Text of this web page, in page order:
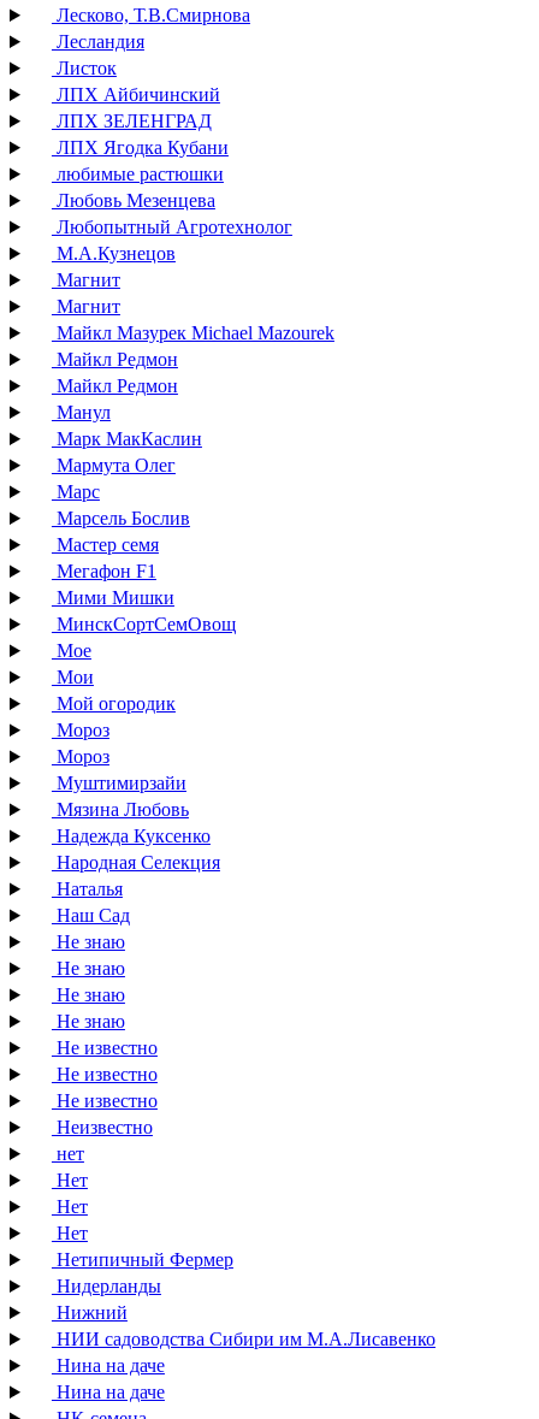
Лесково, Т.В.Смирнова
Лесландия
Листок
ЛПХ Айбичинский
ЛПХ ЗЕЛЕНГРАД
ЛПХ Ягодка Кубани
любимые растюшки
Любовь Мезенцева
Любопытный Агротехнолог
М.А.Кузнецов
Магнит
Магнит
Майкл Мазурек Michael Mazourek
Майкл Редмон
Майкл Редмон
Манул
Марк МакКаслин
Мармута Олег
Марс
Марсель Бослив
Мастер семя
Мегафон F1
Мими Мишки
МинскСортСемОвощ
Мое
Мои
Мой огородик
Мороз
Мороз
Муштимирзайи
Мязина Любовь
Надежда Куксенко
Народная Селекция
Наталья
Наш Сад
Не знаю
Не знаю
Не знаю
Не знаю
Не известно
Не известно
Не известно
Неизвестно
нет
Нет
Нет
Нет
Нетипичный Фермер
Нидерланды
Нижний
НИИ садоводства Сибири им М.А.Лисавенко
Нина на даче
Нина на даче